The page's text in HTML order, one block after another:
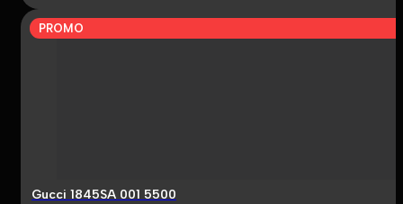
PROMO
Gucci 1845SA 001 5500